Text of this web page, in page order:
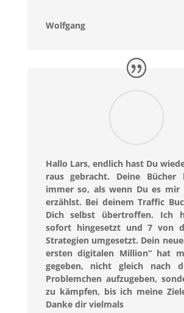
Wolfgang
Hallo Lars, endlich hast Du
raus gebracht. Deine Bücher
immer so, als wenn Du es mir
erzählst. Bei deinem Traffic
Dich selbst übertroffen. Ich
sofort hingesetzt und 7 von
Strategien umgesetzt. Dein
ersten digitalen Million“ hat
gegeben, nicht gleich nach
Problemchen aufzugeben,
zu kämpfen, bis ich meine
Danke dir vielmals